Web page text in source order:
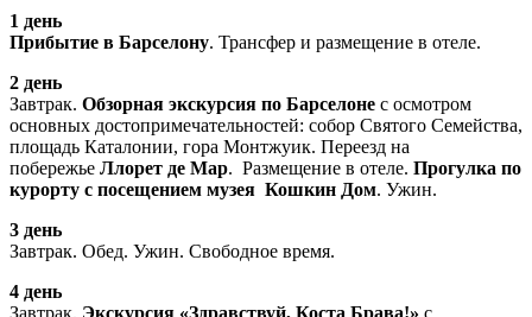
1 день
Прибытие в Барселону. Трансфер и размещение в отеле.
2 день
Завтрак. Обзорная экскурсия по Барселоне с осмотром
основных достопримечательностей: собор Святого Семейства,
площадь Каталонии, гора Монтжуик. Переезд на
побережье Ллорет де Мар. Размещение в отеле. Прогулка по
курорту с посещением музея Кошкин Дом. Ужин.
3 день
Завтрак. Обед. Ужин. Свободное время.
4 день
Завтрак. Экскурсия «Здравствуй, Коста Брава!» с